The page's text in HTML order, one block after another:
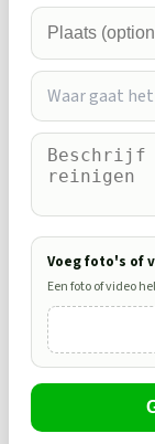
Waar gaat
Voeg foto's of
Een foto of video